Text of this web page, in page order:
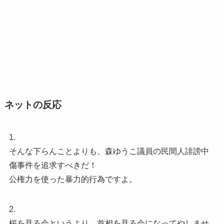
ネットの反応
1.
そんな下らんことよりも、森ゆうこ議員の民間人誹謗中
傷事件を追求すべきだ！
公権力を使った暴力的行為ですよ。
2.